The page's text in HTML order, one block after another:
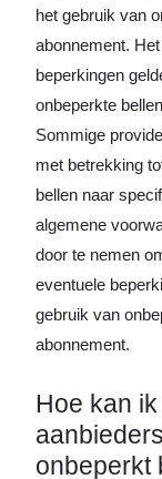
het gebruik van
abonnement.
beperkingen
onbeperkte
Sommige
met betrekking
bellen naar
algemene
door te nemen
eventuele
gebruik van
abonnement.
Hoe kan
onbeperkt